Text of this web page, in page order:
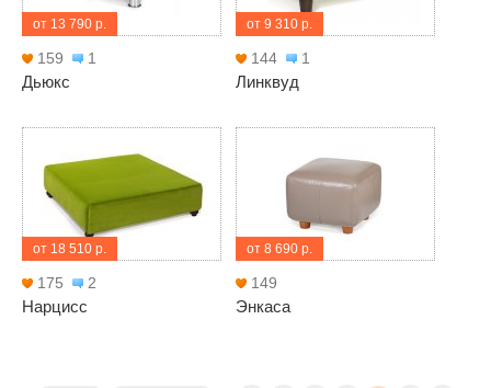
от 13 790 р.
159 1
Дьюкс
от 9 310 р.
144 1
Линквуд
от 18 510 р.
175 2
Нарцисс
от 8 690 р.
149
Энкаса